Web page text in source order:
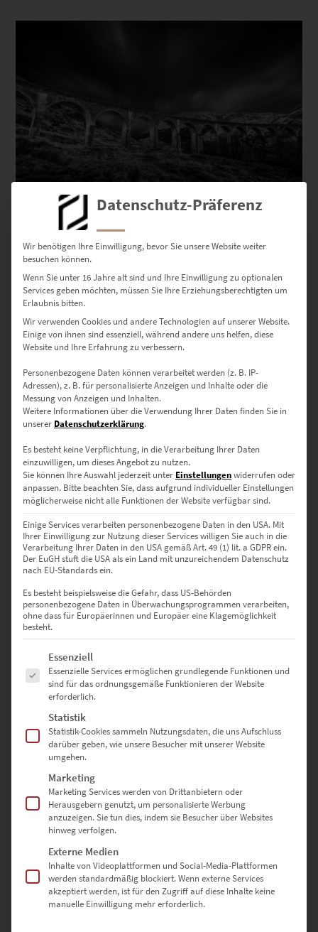
Dieses Produkt weist mehrere Varianten auf. Die Optionen können auf der Produktseite gewählt werden
EZ00744 Glenfinnan Viaduct Monochrome
24,90 999,00
Lieferzeit: ca. 10 Werktage
Wandbild minimalistisch –
Inspirierende Ruhestifter
Informationen prasseln im Sekundentakt auf dich ein. Hochwertige
Wandbilder, die minimalistisch sind, gönnen dir und deinen Sinnen
eine Auszeit. Befürchtest du, dass die Raumgestaltung damit
langweilig wirkt? Im Gegenteil: Wird Minimalismus gekonnt
eingesetzt, avancieren die Leinwandbilder zum atmosphärischen
Highlight.
Leinwandbild mit geistreicher
Stille
Als Gegenbewegung zum Expressionismus etablierte sich Ende des
20. Jahrhunderts der minimalistische Kunststil. Daran knüpfen
Fotokünstler bis heute an, wenn sie essenzielle Motive für
großartige Wandbilder einfangen. Ihr Clou ist der mutige Verzicht
auf Hintergrundobjekte oder alle Dinge, die ein Setting
normalerweise beleben.
Menschenleer präsentiert sich das Heslacher Hallenbad auf
unserem Wandbild „Moby Dick Vol II“. Dadurch bietet dir das
symmetrisch gestaltete Gebäude mit dem weitläufigen
Schwimmbecken die Chance, deine Gedanken ungestört schweifen
zu lassen. Darüber freuen sich Ideen, die in dir schlummern. Sie
erhalten den Freiraum für ihre Entfaltung beim achtsamen
Betrachten von einem Leinwandbild, das minimalistisch ist.
Datenschutz-Präferenz
Wir benötigen Ihre Einwilligung, bevor Sie unsere Website weiter
besuchen können.
Wenn Sie unter 16 Jahre alt sind und Ihre Einwilligung zu optionalen
Services geben möchten, müssen Sie Ihre Erziehungsberechtigten um
Erlaubnis bitten.
Wir verwenden Cookies und andere Technologien auf unserer Website.
Einige von ihnen sind essenziell, während andere uns helfen, diese
Website und Ihre Erfahrung zu verbessern.
Personenbezogene Daten können verarbeitet werden (z. B. IP-
Adressen), z. B. für personalisierte Anzeigen und Inhalte oder die
Messung von Anzeigen und Inhalten.
Weitere Informationen über die Verwendung Ihrer Daten finden Sie in
unserer Datenschutzerklärung.
Es besteht keine Verpflichtung, in die Verarbeitung Ihrer Daten
einzuwilligen, um dieses Angebot zu nutzen.
Sie können Ihre Auswahl jederzeit unter Einstellungenwiderrufen oder
anpassen. Bitte beachten Sie, dass aufgrund individueller Einstellungen
möglicherweise nicht alle Funktionen der Website verfügbar sind.
Einige Services verarbeiten personenbezogene Daten in den USA. Mit
Ihrer Einwilligung zur Nutzung dieser Services willigen Sie auch in die
Verarbeitung Ihrer Daten in den USA gemäß Art. 49 (1) lit. a GDPR ein.
Der EuGH stuft die USA als ein Land mit unzureichendem Datenschutz
nach EU-Standards ein.
Es besteht beispielsweise die Gefahr, dass US-Behörden
personenbezogene Daten in Überwachungsprogrammen verarbeiten,
ohne dass für Europäerinnen und Europäer eine Klagemöglichkeit
besteht.
Es folgt eine Liste der Service-Gruppen, für die eine Einwilligung
Essenziell
Essenzielle Services ermöglichen grundlegende Funktionen und
sind für das ordnungsgemäße Funktionieren der Website
erforderlich.
Statistik
Statistik-Cookies sammeln Nutzungsdaten, die uns Aufschluss
darüber geben, wie unsere Besucher mit unserer Website
umgehen.
Marketing
Marketing Services werden von Drittanbietern oder
Herausgebern genutzt, um personalisierte Werbung
anzuzeigen. Sie tun dies, indem sie Besucher über Websites
hinweg verfolgen.
Externe Medien
Inhalte von Videoplattformen und Social-Media-Plattformen
werden standardmäßig blockiert. Wenn externe Services
akzeptiert werden, ist für den Zugriff auf diese Inhalte keine
manuelle Einwilligung mehr erforderlich.